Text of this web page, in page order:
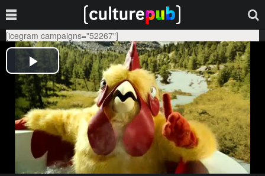
[icegram campaigns="52267"]